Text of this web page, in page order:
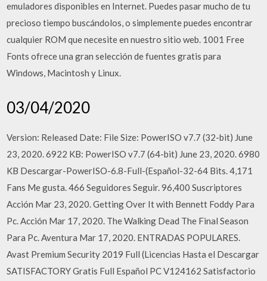
emuladores disponibles en Internet. Puedes pasar mucho de tu
precioso tiempo buscándolos, o simplemente puedes encontrar
cualquier ROM que necesite en nuestro sitio web. 1001 Free
Fonts ofrece una gran selección de fuentes gratis para
Windows, Macintosh y Linux.
03/04/2020
Version: Released Date: File Size: PowerISO v7.7 (32-bit) June
23, 2020. 6922 KB: PowerISO v7.7 (64-bit) June 23, 2020. 6980
KB Descargar-PowerISO-6.8-Full-(Español-32-64 Bits. 4,171
Fans Me gusta. 466 Seguidores Seguir. 96,400 Suscriptores
Acción Mar 23, 2020. Getting Over It with Bennett Foddy Para
Pc. Acción Mar 17, 2020. The Walking Dead The Final Season
Para Pc. Aventura Mar 17, 2020. ENTRADAS POPULARES.
Avast Premium Security 2019 Full (Licencias Hasta el Descargar
SATISFACTORY Gratis Full Español PC V124162 Satisfactorio